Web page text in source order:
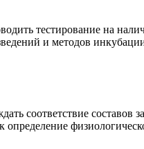
тестирование на
и методов
соответствие составов